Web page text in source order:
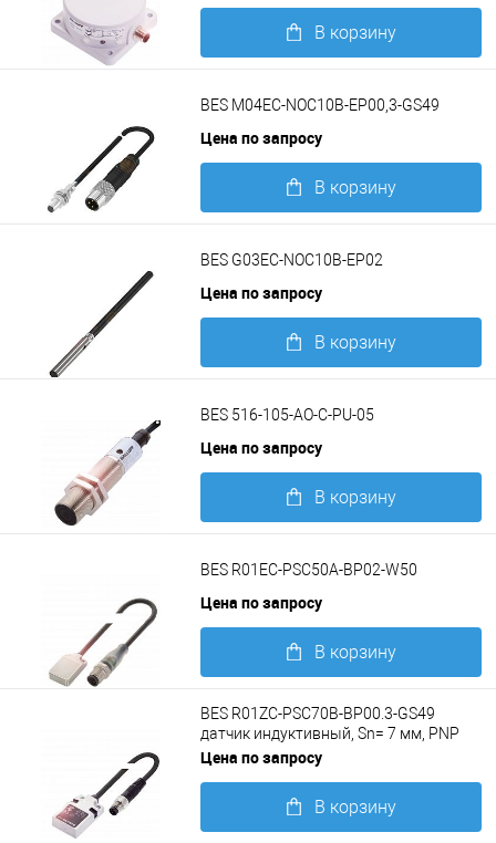
В корзину
BES M04EC-NOC10B-EP00,3-GS49
Цена по запросу
В корзину
BES G03EC-NOC10B-EP02
Цена по запросу
В корзину
BES 516-105-AO-C-PU-05
Цена по запросу
В корзину
BES R01EC-PSC50A-BP02-W50
Цена по запросу
В корзину
Подробнее
BES R01ZC-PSC70B-BP00.3-GS49
датчик индуктивный, Sn= 7 мм, PNP
замыкающий контакт (NO)
Цена по запросу
В корзину